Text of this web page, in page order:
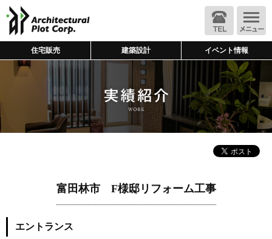
住宅販売 建築設計 イベント情報
富田林市 F様邸リフォーム工事
エントランス